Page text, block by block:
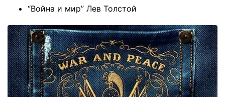
“Война и мир” Лев Толстой